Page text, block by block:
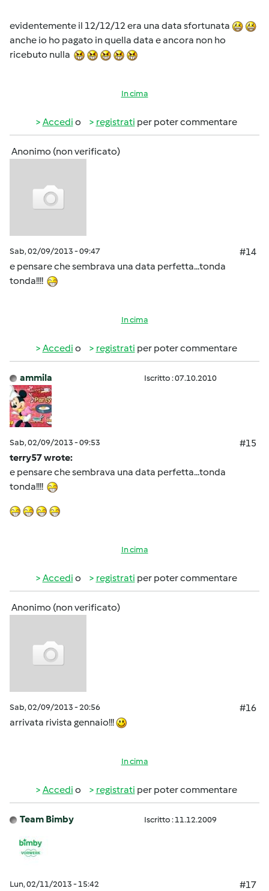
evidentemente il 12/12/12 era una data sfortunata
anche io ho pagato in quella data e ancora non ho
ricebuto nulla
In cima
Accedi o registrati per poter commentare
Anonimo (non verificato)
Sab, 02/09/2013 - 09:47
#14
e pensare che sembrava una data perfetta...tonda
tonda!!!!
In cima
Accedi o registrati per poter commentare
ammila Iscritto : 07.10.2010
Sab, 02/09/2013 - 09:53
#15
terry57 wrote:
e pensare che sembrava una data perfetta...tonda
tonda!!!!
In cima
Accedi o registrati per poter commentare
Anonimo (non verificato)
Sab, 02/09/2013 - 20:56
#16
arrivata rivista gennaio!!!
In cima
Accedi o registrati per poter commentare
Team Bimby Iscritto : 11.12.2009
Lun, 02/11/2013 - 15:42
#17